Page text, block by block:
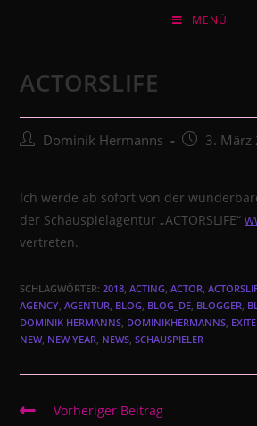
MENÜ
ACTORSLIFE
Beitrags-
Dominik Hermanns
Beitrag3. März
Ich werde ab sofort von der
der Schauspielagentur „ACTORSLIFE“
vertreten.
SCHLAGWÖRTER:2018, ACTING, ACTOR,
AGENCY, AGENTUR, BLOG, BLOG_DE, BLOGGER,
DOMINIK HERMANNS, DOMINIKHERMANNS,
NEW, NEW YEAR, NEWS, SCHAUSPIELER
WeitereVorheriger Beitrag